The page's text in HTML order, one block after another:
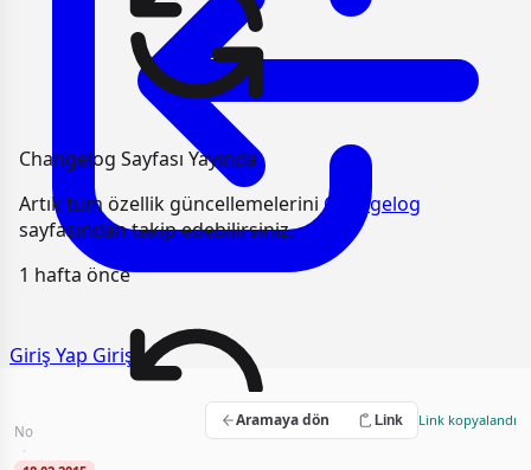
Changelog Sayfası Yayında
Artık tüm özellik güncellemeleriniChangelog
sayfasından takip edebilirsiniz.
1 hafta önce
Giriş Yap Giriş
Öğle Yemeği Hizmet Alım İşi
No
·
Aramaya dön Link Link kopyalandı